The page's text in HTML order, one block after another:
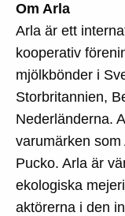
Om Arla
Arla är ett
kooperativ
mjölkbönder i
Storbritannien,
Nederländerna.
varumärken
Pucko. Arla är
ekologiska
aktörerna i den